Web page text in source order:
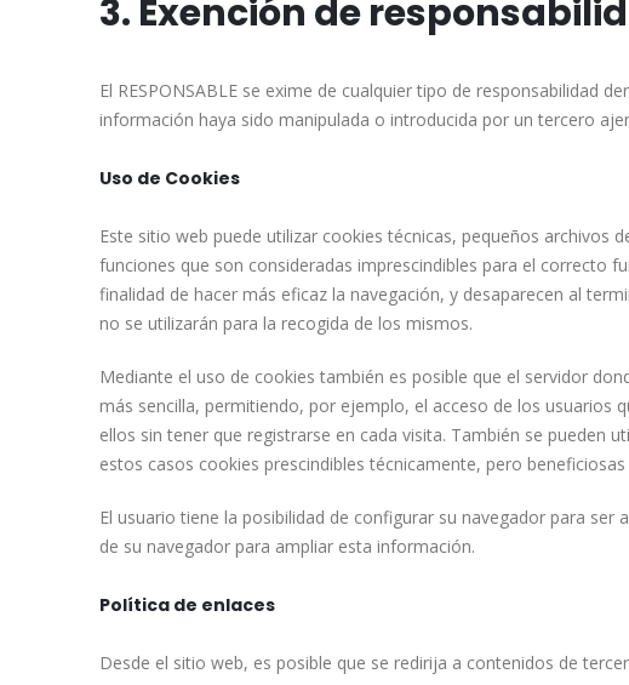
3. Exención de
El RESPONSABLE se exime de cualquier tipo de responsabilidad
información haya sido manipulada o introducida por un tercero
Uso de Cookies
Este sitio web puede utilizar cookies técnicas, pequeños archivos
funciones que son consideradas imprescindibles para el correcto
finalidad de hacer más eficaz la navegación, y desaparecen al
no se utilizarán para la recogida de los mismos.
Mediante el uso de cookies también es posible que el servidor
más sencilla, permitiendo, por ejemplo, el acceso de los usuarios
ellos sin tener que registrarse en cada visita. También se pueden
estos casos cookies prescindibles técnicamente, pero
El usuario tiene la posibilidad de configurar su navegador para
de su navegador para ampliar esta información.
Política de enlaces
Desde el sitio web, es posible que se redirija a contenidos de